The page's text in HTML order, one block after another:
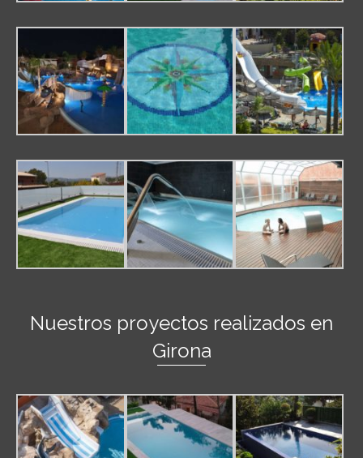
Nuestros proyectos realizados en
Girona